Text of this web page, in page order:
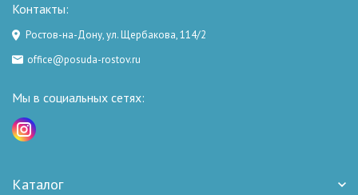
Контакты:
Ростов-на-Дону, ул. Щербакова, 114/2
office@posuda-rostov.ru
Мы в социальных сетях:
Каталог